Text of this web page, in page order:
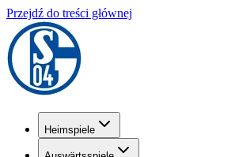
Przejdź do treści głównej
Heimspiele